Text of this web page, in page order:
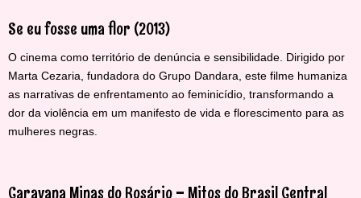
Se eu fosse uma flor (2013)
O cinema como território de denúncia e sensibilidade. Dirigido por
Marta Cezaria, fundadora do Grupo Dandara, este filme humaniza
as narrativas de enfrentamento ao feminicídio, transformando a
dor da violência em um manifesto de vida e florescimento para as
mulheres negras.
Caravana Minas do Rosário – Mitos do Brasil Central